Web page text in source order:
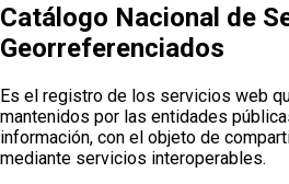
Catálogo Nacional de
Georreferenciados
Es el registro de los servicios web
mantenidos por las entidades
información, con el objeto de
mediante servicios interoperables.